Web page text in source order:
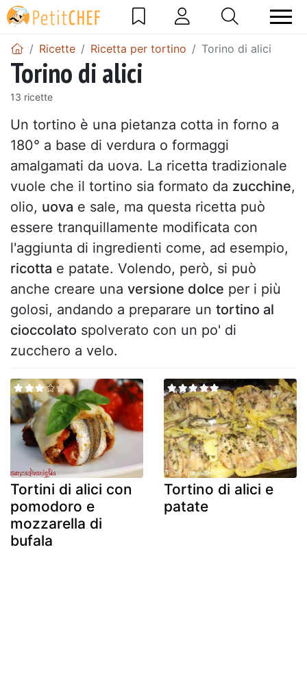
Ricette Ricetta per tortino Torino di alici
Torino di alici
13 ricette
Un tortino è una pietanza cotta in forno a
180° a base di verdura o formaggi
amalgamati da uova. La ricetta tradizionale
vuole che il tortino sia formato da zucchine,
olio, uova e sale, ma questa ricetta può
essere tranquillamente modificata con
l'aggiunta di ingredienti come, ad esempio,
ricotta e patate. Volendo, però, si può
anche creare una versione dolce per i più
golosi, andando a preparare un tortino al
cioccolato spolverato con un po' di
zucchero a velo.
Tortini di alici con
pomodoro e
mozzarella di
bufala
Tortino di alici e
patate